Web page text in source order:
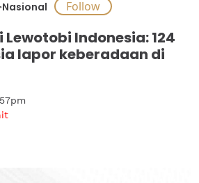
Nasional
Indonesia: 124
lapor keberadaan di